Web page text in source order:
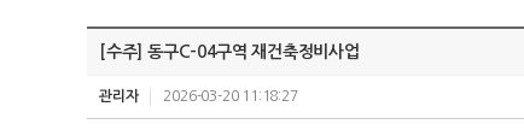
[수주] 동구C-04구역 재건축정비사업
관리자 2026-03-20 11:18:27